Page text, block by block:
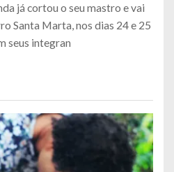
já cortou o seu mastro e vai
Santa Marta, nos dias 24 e 25
seus integran